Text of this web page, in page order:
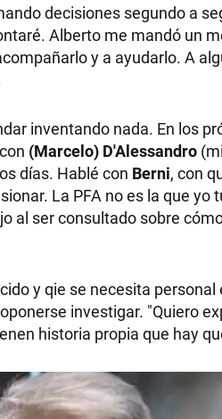
decisiones segundo a
Alberto me mandó un
y a ayudarlo. A
inventando nada. En los
(Marcelo) D'Alessandro
días. Hablé con Berni, con
La PFA no es la que yo
al ser consultado sobre
y qie se necesita personal
investigar. "Quiero
historia propia que hay